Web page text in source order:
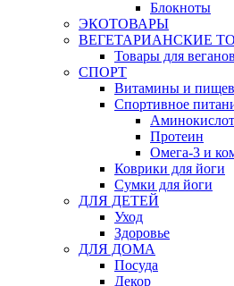
Блокноты
ЭКОТОВАРЫ
ВЕГЕТАРИАНСКИЕ
Товары для веганов
СПОРТ
Витамины и
Спортивное
Протеин
Омега-3 и
Коврики для йоги
Сумки для йоги
ДЛЯ ДЕТЕЙ
Уход
Здоровье
ДЛЯ ДОМА
Посуда
Декор